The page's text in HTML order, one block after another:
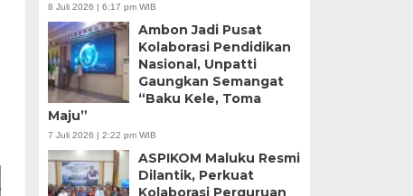
8 Juli 2026 | 6:17 pm WIB
Ambon Jadi Pusat
Kolaborasi Pendidikan
Nasional, Unpatti
Gaungkan Semangat
“Baku Kele, Toma
Maju”
7 Juli 2026 | 2:22 pm WIB
ASPIKOM Maluku Resmi
Dilantik, Perkuat
Kolaborasi Perguruan